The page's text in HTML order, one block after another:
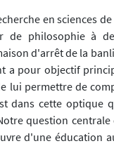
en sciences
de philosophie à
d'arrêt de la
a pour objectif
lui permettre de
dans cette optique
question centrale
d'une éducation